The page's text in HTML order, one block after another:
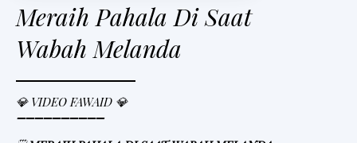
Meraih Pahala Di Saat
Wabah Melanda
💎 VIDEO FAWAID 💎
➖➖➖➖➖➖➖➖➖➖